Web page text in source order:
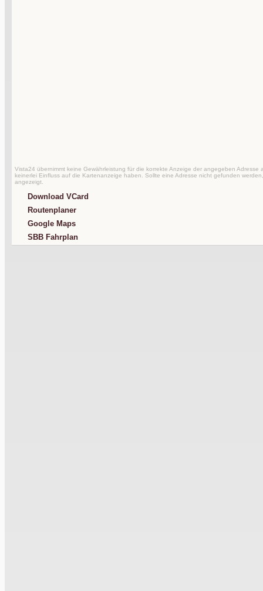
Vista24 übernimmt keine Gewährleistung für die korrekte Anzeige der angegeben Adresse
keinerlei Einfluss auf die Kartenanzeige haben. Sollte eine Adresse nicht gefunden
angezeigt.
Download VCard
Routenplaner
Google Maps
SBB Fahrplan